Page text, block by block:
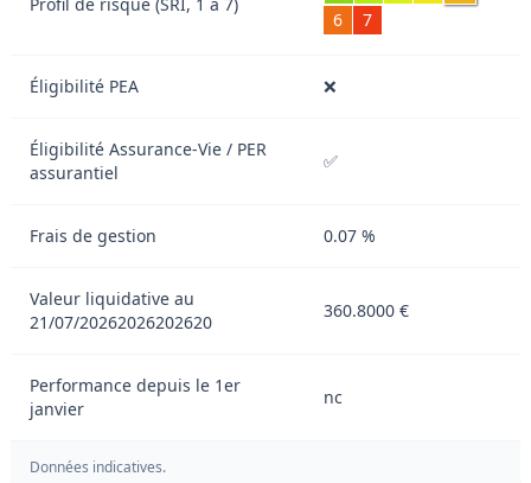
6 7
Éligibilité PEA ❌
Éligibilité Assurance-Vie / PER
assurantiel
✅
Frais de gestion 0.07 %
Valeur liquidative au
21/07/20262026202620
360.8000 €
Performance depuis le 1er
janvier
nc
Données indicatives.